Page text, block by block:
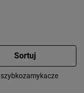
największa